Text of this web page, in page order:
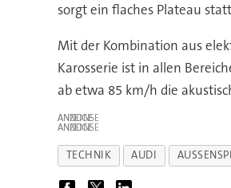
sorgt ein flaches Plateau
Mit der Kombination aus
Karosserie ist in allen
ab etwa 85 km/h die
ANZEIGE
ANZEIGE
TECHNIK AUDI